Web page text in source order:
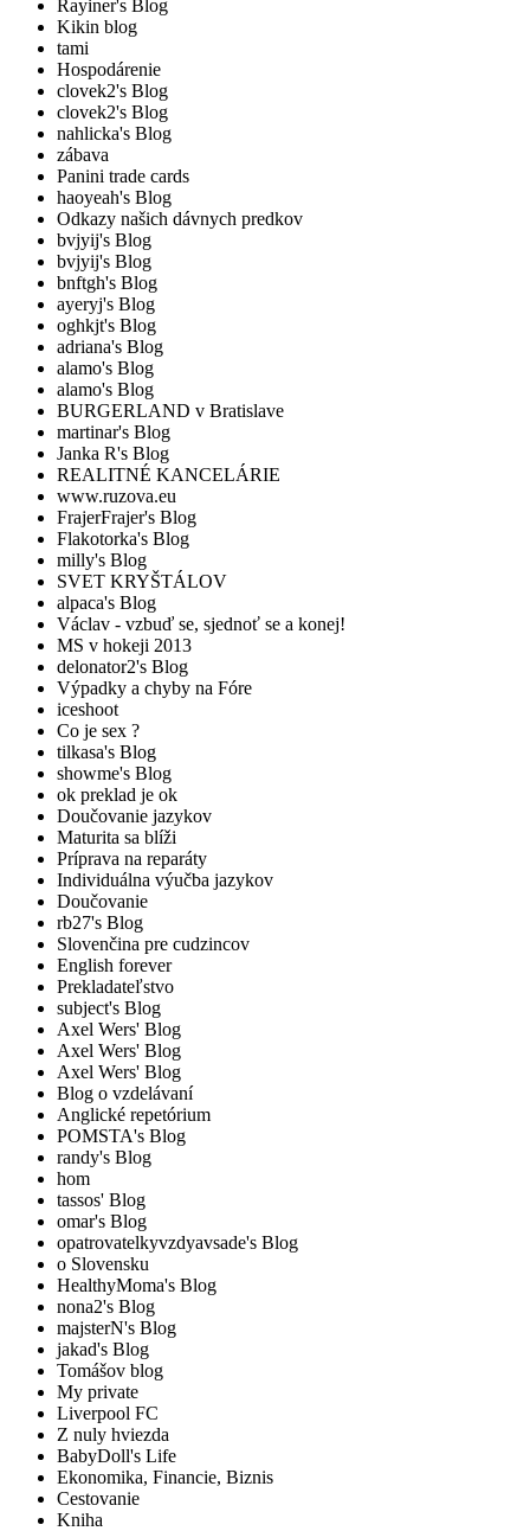
Rayiner's Blog
Kikin blog
tami
Hospodárenie
clovek2's Blog
clovek2's Blog
nahlicka's Blog
zábava
Panini trade cards
haoyeah's Blog
Odkazy našich dávnych predkov
bvjyij's Blog
bvjyij's Blog
bnftgh's Blog
ayeryj's Blog
oghkjt's Blog
adriana's Blog
alamo's Blog
alamo's Blog
BURGERLAND v Bratislave
martinar's Blog
Janka R's Blog
REALITNÉ KANCELÁRIE
www.ruzova.eu
FrajerFrajer's Blog
Flakotorka's Blog
milly's Blog
SVET KRYŠTÁLOV
alpaca's Blog
Václav - vzbuď se, sjednoť se a konej!
MS v hokeji 2013
delonator2's Blog
Výpadky a chyby na Fóre
iceshoot
Co je sex ?
tilkasa's Blog
showme's Blog
ok preklad je ok
Doučovanie jazykov
Maturita sa blíži
Príprava na reparáty
Individuálna výučba jazykov
Doučovanie
rb27's Blog
Slovenčina pre cudzincov
English forever
Prekladateľstvo
subject's Blog
Axel Wers' Blog
Axel Wers' Blog
Axel Wers' Blog
Blog o vzdelávaní
Anglické repetórium
POMSTA's Blog
randy's Blog
hom
tassos' Blog
omar's Blog
opatrovatelkyvzdyavsade's Blog
o Slovensku
HealthyMoma's Blog
nona2's Blog
majsterN's Blog
jakad's Blog
Tomášov blog
My private
Liverpool FC
Z nuly hviezda
BabyDoll's Life
Ekonomika, Financie, Biznis
Cestovanie
Kniha